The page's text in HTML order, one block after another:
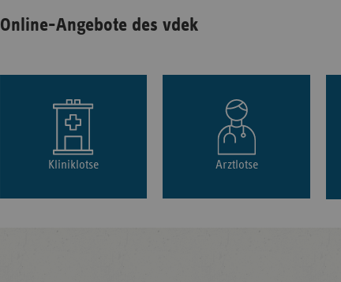
Online-Angebote des vdek
Kliniklotse Arztlotse